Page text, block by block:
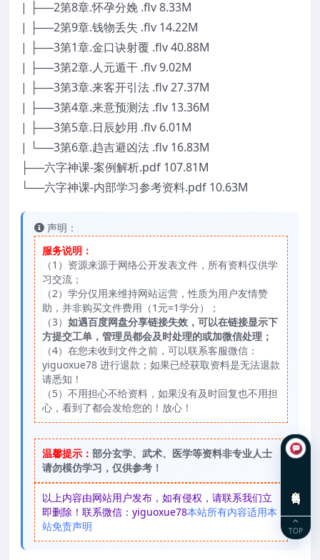
| ├──2第8章.怀孕分娩 .flv 8.33M
| ├──2第9章.钱物丢失 .flv 14.22M
| ├──3第1章.金口诀射覆 .flv 40.88M
| ├──3第2章.人元遁干 .flv 9.02M
| ├──3第3章.来客开引法 .flv 27.37M
| ├──3第4章.来意预测法 .flv 13.36M
| ├──3第5章.日辰妙用 .flv 6.01M
| └──3第6章.趋吉避凶法 .flv 16.83M
├──六字神课-案例解析.pdf 107.81M
└──六字神课-内部学习参考资料.pdf 10.63M
声明：
服务说明：
（1）资源来源于网络公开发表文件，所有资料仅供学
习交流；
（2）学分仅用来维持网站运营，性质为用户友情赞
助，并非购买文件费用（1元=1学分）；
（3） 如遇百度网盘分享链接失效，可以在链接显示下
方提交工单，管理员都会及时处理的或加微信处理；
（4）在您未收到文件之前，可以联系客服微信：
yiguoxue78 进行退款；如果已经获取资料是无法退款
请悉知！
（5）不用担心不给资料，如果没有及时回复也不用担
心，看到了都会发给您的！放心！
温馨提示： 部分玄学、武术、医学等资料非专业人士
请勿模仿学习，仅供参考！
以上内容由网站用户发布，如有侵权，请联系我们立
即删除！联系微信：yiguoxue78本站所有内容适用本
站免责声明
TOP